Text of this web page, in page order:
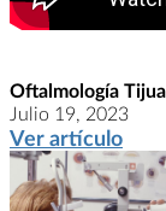
Oftalmología
Julio 19, 2023
Ver artículo